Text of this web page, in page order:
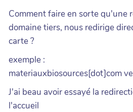
Comment faire en sorte qu'une
domaine tiers, nous redirige
carte ?
exemple :
materiauxbiosources[dot]com
J'ai beau avoir essayé la
l'accueil